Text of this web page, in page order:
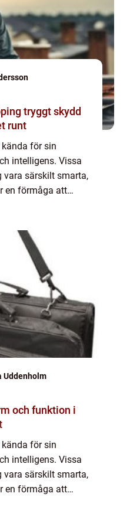
skydd
runt
för sin
intelligens. Vissa
vara särskilt smarta,
en förmåga att
Uddenholm
för sin
intelligens. Vissa
vara särskilt smarta,
en förmåga att